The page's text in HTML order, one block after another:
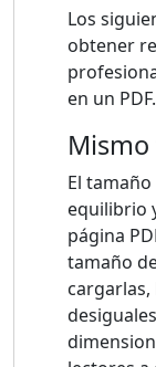
Los
obtener
en un PDF.
El
equilibrio
página
tamaño